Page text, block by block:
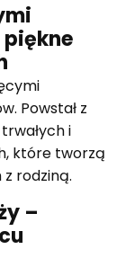
piękne
Powstał z
i
które tworzą
rodziną.
–